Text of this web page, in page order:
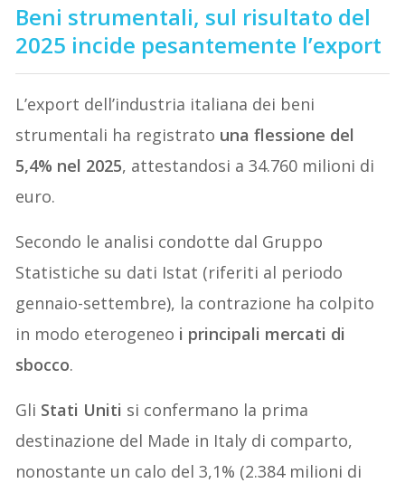
Beni strumentali, sul risultato del
2025 incide pesantemente l’export
L’export dell’industria italiana dei beni
strumentali ha registrato una flessione del
5,4% nel 2025, attestandosi a 34.760 milioni di
euro.
Secondo le analisi condotte dal Gruppo
Statistiche su dati Istat (riferiti al periodo
gennaio-settembre), la contrazione ha colpito
in modo eterogeneo i principali mercati di
sbocco.
Gli Stati Uniti si confermano la prima
destinazione del Made in Italy di comparto,
nonostante un calo del 3,1% (2.384 milioni di